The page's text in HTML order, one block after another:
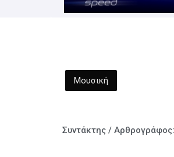
Μουσική
Συντάκτης / Αρθρογράφος: